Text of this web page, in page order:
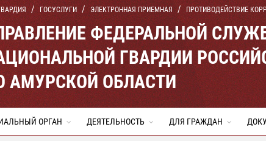
ГОСУСЛУГИ ЭЛЕКТРОННАЯ ПРИЕМНАЯ ПРОТИВОДЕЙСТВИЕ
ФЕДЕРАЛЬНОЙ
ГВАРДИИ
АМУРСКОЙ ОБЛАСТИ
ОРГАН ДЕЯТЕЛЬНОСТЬ ДЛЯ ГРАЖДАН